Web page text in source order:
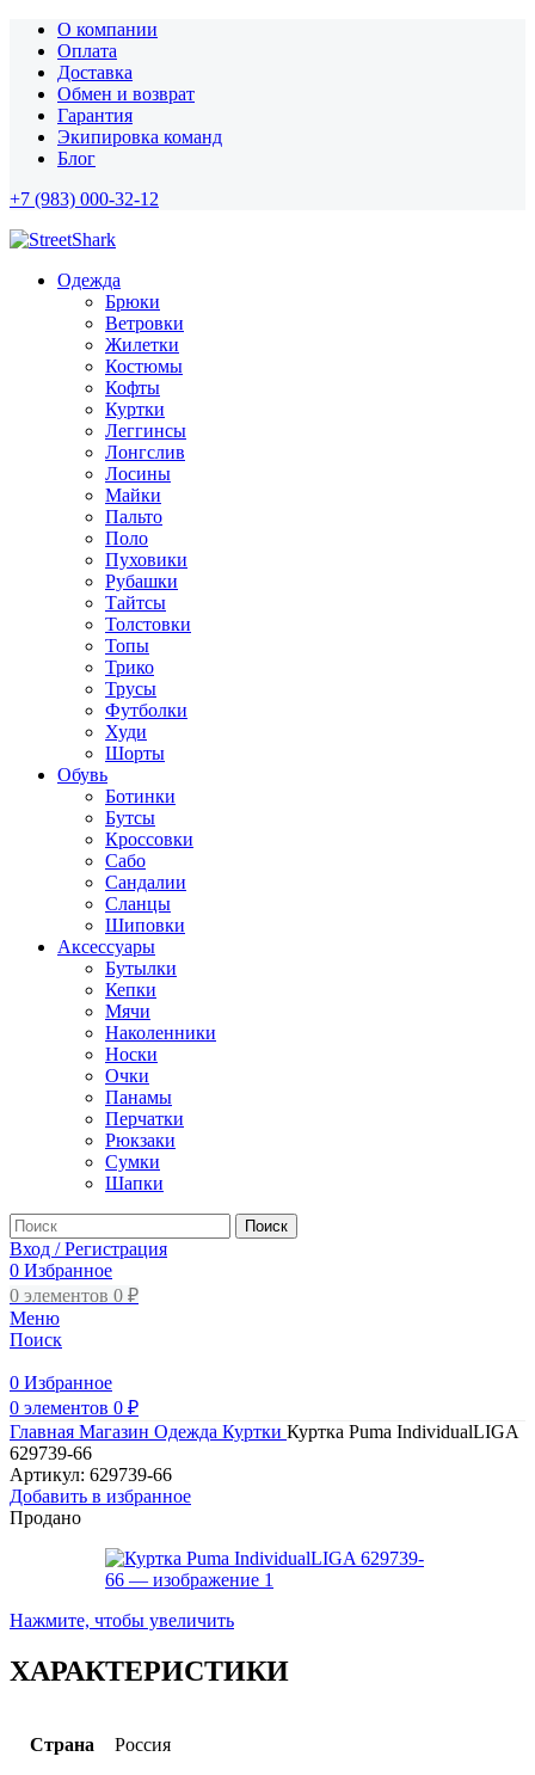
О компании
Оплата
Доставка
Обмен и возврат
Гарантия
Экипировка команд
Блог
+7 (983) 000-32-12
Одежда
Брюки
Ветровки
Жилетки
Костюмы
Кофты
Куртки
Леггинсы
Лонгслив
Лосины
Майки
Пальто
Поло
Пуховики
Рубашки
Тайтсы
Толстовки
Топы
Трико
Трусы
Футболки
Худи
Шорты
Обувь
Ботинки
Бутсы
Кроссовки
Сабо
Сандалии
Сланцы
Шиповки
Аксессуары
Бутылки
Кепки
Мячи
Наколенники
Носки
Очки
Панамы
Перчатки
Рюкзаки
Сумки
Шапки
Поиск
Вход / Регистрация
0 Избранное
0 элементов 0 ₽
Меню
Поиск
0 Избранное
0 элементов 0 ₽
Главная Магазин Одежда Куртки Куртка Puma IndividualLIGA
629739-66
Артикул: 629739-66
Добавить в избранное
Продано
Нажмите, чтобы увеличить
ХАРАКТЕРИСТИКИ
Страна Россия